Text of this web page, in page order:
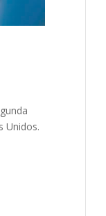
Unidos.